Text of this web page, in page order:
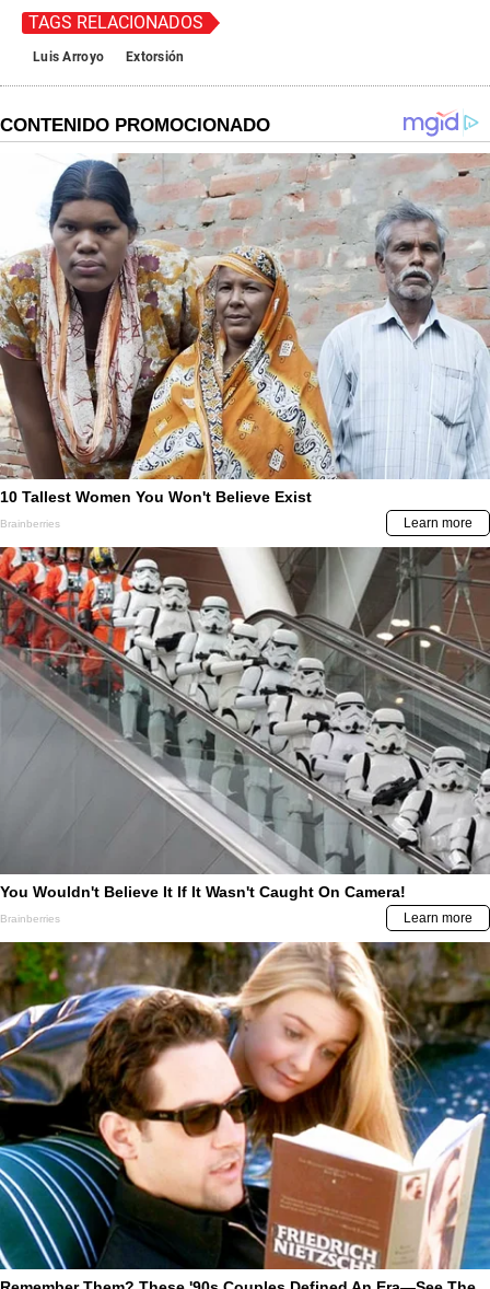
TAGS RELACIONADOS
Luis Arroyo Extorsión